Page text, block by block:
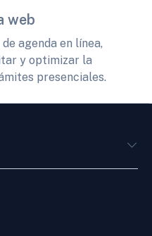
web
agenda en línea,
y optimizar la
presenciales.